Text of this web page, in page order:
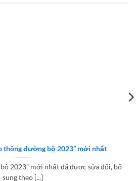
thông đường bộ 2023” mới nhất
2023” mới nhất đã được sửa đổi, bổ
sung theo [...]